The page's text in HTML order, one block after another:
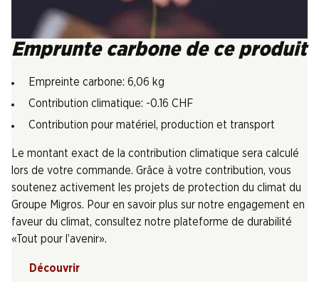
Emprunte carbone de ce produit
Empreinte carbone: 6,06 kg
Contribution climatique: -0.16 CHF
Contribution pour matériel, production et transport
Le montant exact de la contribution climatique sera calculé
lors de votre commande. Grâce à votre contribution, vous
soutenez activement les projets de protection du climat du
Groupe Migros. Pour en savoir plus sur notre engagement en
faveur du climat, consultez notre plateforme de durabilité
«Tout pour l’avenir».
Découvrir